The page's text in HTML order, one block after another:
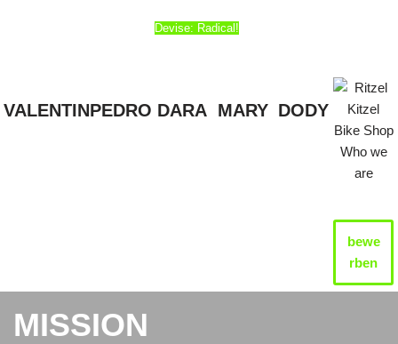
Devise: Radical!
VALENTINPEDRO DARA MARY DODY
bewe
rben
MISSION